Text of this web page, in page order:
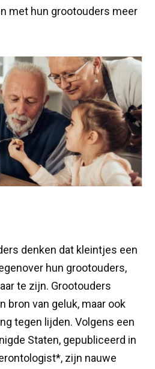
met hun grootouders meer
denken dat kleintjes een
hun grootouders,
te zijn. Grootouders
bron van geluk, maar ook
tegen lijden. Volgens een
Staten, gepubliceerd in
zijn nauwe